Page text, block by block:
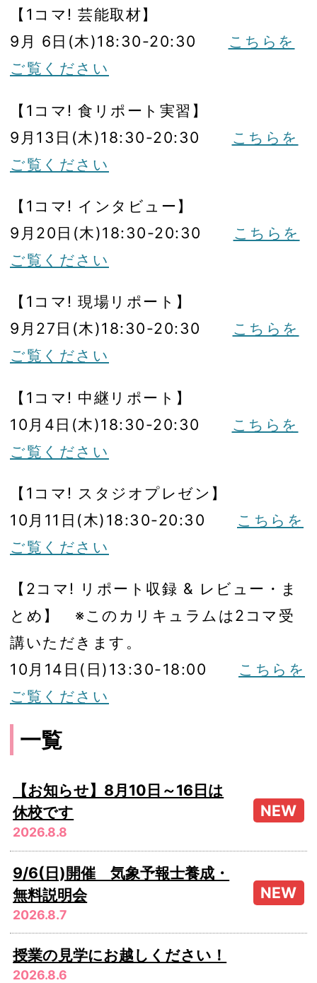
【1コマ! 芸能取材】
9月 6日(木)18:30-20:30 こちらを
ご覧ください
【1コマ! 食リポート実習】
9月13日(木)18:30-20:30 こちらを
ご覧ください
【1コマ! インタビュー】
9月20日(木)18:30-20:30 こちらを
ご覧ください
【1コマ! 現場リポート】
9月27日(木)18:30-20:30 こちらを
ご覧ください
【1コマ! 中継リポート】
10月4日(木)18:30-20:30 こちらを
ご覧ください
【1コマ! スタジオプレゼン】
10月11日(木)18:30-20:30 こちらを
ご覧ください
【2コマ! リポート収録 & レビュー・ま
とめ】 ※このカリキュラムは2コマ受
講いただきます。
10月14日(日)13:30-18:00 こちらを
ご覧ください
一覧
【お知らせ】8月10日～16日は
休校です
2026.8.8
9/6(日)開催 気象予報士養成・
無料説明会
2026.8.7
授業の見学にお越しください！
2026.8.6